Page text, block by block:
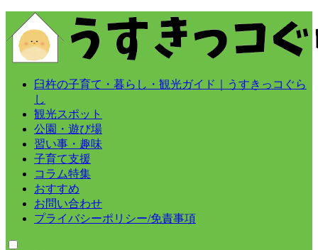
臼杵の子育て・暮らし・観光ガイド｜うすきっコぐら
し
観光スポット
公園・遊び場
習い事・趣味
子育て支援
コラム特集
おすすめ
お問い合わせ
プライバシーポリシー/免責事項